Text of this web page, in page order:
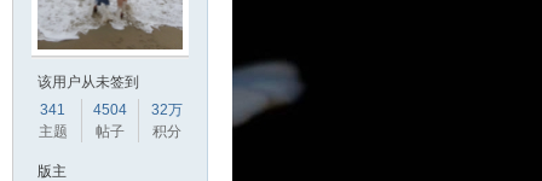
该用户从未签到
341
主题
4504
帖子
32万
积分
版主